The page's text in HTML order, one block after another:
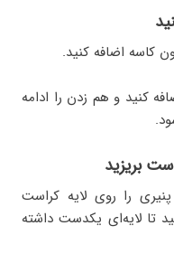
کاسه اضافه کنید.
کنید و هم زدن را ادامه
بریزید
را روی لایه کراست
تا لایه‌ای یکدست داشته